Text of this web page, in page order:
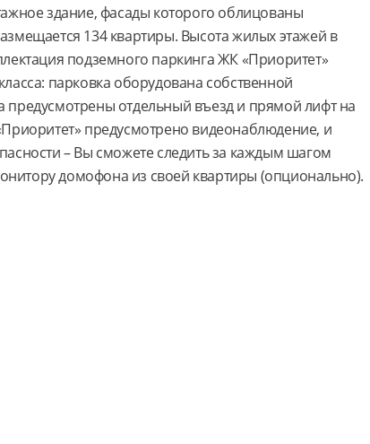
здание, фасады которого облицованы
134 квартиры. Высота жилых этажей в
подземного паркинга ЖК «Приоритет»
парковка оборудована собственной
предусмотрены отдельный въезд и прямой лифт на
предусмотрено видеонаблюдение, и
– Вы сможете следить за каждым шагом
домофона из своей квартиры (опционально).